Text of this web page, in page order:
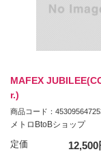
MAFEX
r.)
商品コード：
メトロBtoBショップ
定価 12,500